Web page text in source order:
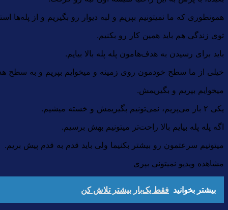
همونطوری که ما نمیتونیم بپریم و لبه دیوار رو بگیریم و از پله‌ها
توی زندگی هم باید همین کار رو بکنیم.
باید برای رسیدن به هدف‌هامون پله پله بالا بیایم.
خیلی از ما سطح خودمون روی زمینه و میخوایم بپریم و به سطح
میخوایم بپریم و بگیریمش.
یکی ۲ بار می‌پریم، نمی‌تونیم بگیریمش و خسته میشیم.
اگه پله پله بیایم بالا راحت‌تر میتونیم بهش برسیم.
میتونیم سرعتمون رو بیشتر بکنیما ولی باید قدم به قدم پیش بریم.
مشاهده ویدیو نمیتونی بپری
بیشتر بخوانید فقط یک‌بار بیشتر تلاش کن